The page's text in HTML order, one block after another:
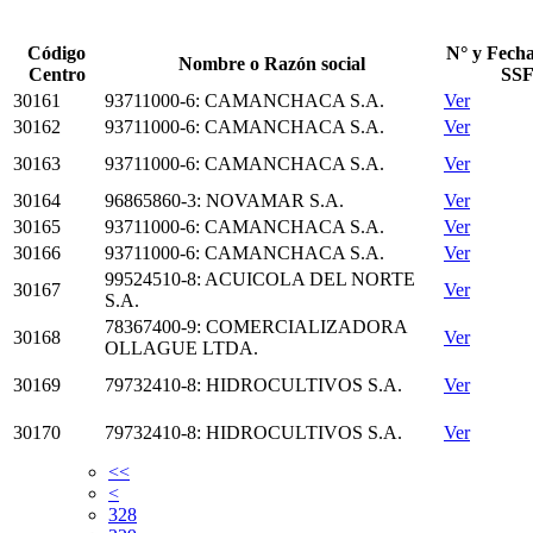
Código
Centro
Nombre o Razón social
N° y
30161
93711000-6: CAMANCHACA S.A.
Ver
30162
93711000-6: CAMANCHACA S.A.
Ver
30163
93711000-6: CAMANCHACA S.A.
Ver
30164
96865860-3: NOVAMAR S.A.
Ver
30165
93711000-6: CAMANCHACA S.A.
Ver
30166
93711000-6: CAMANCHACA S.A.
Ver
30167
99524510-8: ACUICOLA DEL NORTE
S.A.
Ver
30168
78367400-9: COMERCIALIZADORA
OLLAGUE LTDA.
Ver
30169 79732410-8: HIDROCULTIVOS S.A. Ver
30170 79732410-8: HIDROCULTIVOS S.A.
Ver
<<
<
328